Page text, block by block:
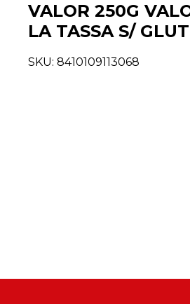
VALOR 250G
LA TASSA S/
SKU: 8410109113068